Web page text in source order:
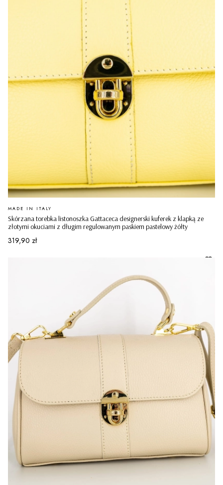
Skórzana torebka listonoszka Gattaceca designerski kuferek z klapką ze
złotymi okuciami z długim regulowanym paskiem pastelowy żółty
PRODUCENT
MADE IN ITALY
Cena
319,90 zł